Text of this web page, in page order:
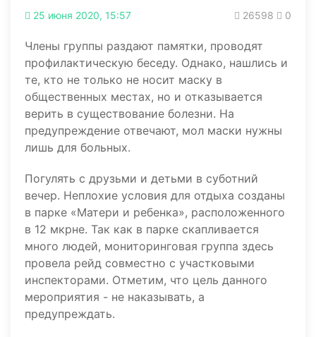
25 июня 2020, 15:57 26598 0
Члены группы раздают памятки, проводят
профилактическую беседу. Однако, нашлись и
те, кто не только не носит маску в
общественных местах, но и отказывается
верить в существование болезни. На
предупреждение отвечают, мол маски нужны
лишь для больных.
Погулять с друзьми и детьми в суботний
вечер. Неплохие условия для отдыха созданы
в парке «Матери и ребенка», расположенного
в 12 мкрне. Так как в парке скапливается
много людей, мониторинговая группа здесь
провела рейд совместно с участковыми
инспекторами. Отметим, что цель данного
мероприятия - не наказывать, а
предупреждать.